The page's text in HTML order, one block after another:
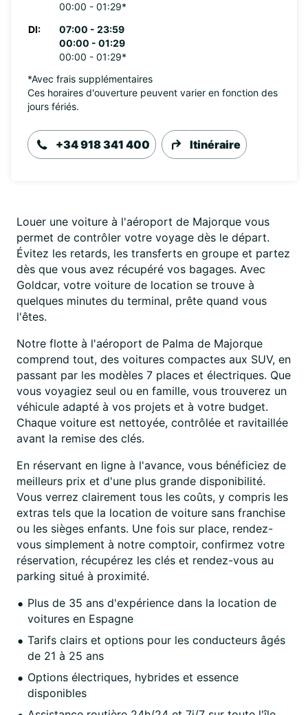
00:00 - 01:29*
DI:
07:00 - 23:59
00:00 - 01:29
00:00 - 01:29*
*Avec frais supplémentaires
Ces horaires d'ouverture peuvent varier en fonction des
jours fériés.
+34 918 341 400 Itinéraire
Louer une voiture à l'aéroport de Majorque vous
permet de contrôler votre voyage dès le départ.
Évitez les retards, les transferts en groupe et partez
dès que vous avez récupéré vos bagages. Avec
Goldcar, votre voiture de location se trouve à
quelques minutes du terminal, prête quand vous
l'êtes.
Notre flotte à l'aéroport de Palma de Majorque
comprend tout, des voitures compactes aux SUV, en
passant par les modèles 7 places et électriques. Que
vous voyagiez seul ou en famille, vous trouverez un
véhicule adapté à vos projets et à votre budget.
Chaque voiture est nettoyée, contrôlée et ravitaillée
avant la remise des clés.
En réservant en ligne à l'avance, vous bénéficiez de
meilleurs prix et d'une plus grande disponibilité.
Vous verrez clairement tous les coûts, y compris les
extras tels que la location de voiture sans franchise
ou les sièges enfants. Une fois sur place, rendez-
vous simplement à notre comptoir, confirmez votre
réservation, récupérez les clés et rendez-vous au
parking situé à proximité.
Plus de 35 ans d'expérience dans la location de
voitures en Espagne
Tarifs clairs et options pour les conducteurs âgés
de 21 à 25 ans
Options électriques, hybrides et essence
disponibles